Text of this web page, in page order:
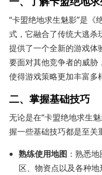
“卡盟绝地求生魅影”是《
式，它融合了传统大逃杀
提供了一个全新的游戏体
要面对其他竞争者的威胁
使得游戏策略更加丰富多
二、掌握基础技巧
无论是在“卡盟绝地求生
握一些基础技巧都是至关
熟练使用地图 ：熟悉
区、物资点以及各种地